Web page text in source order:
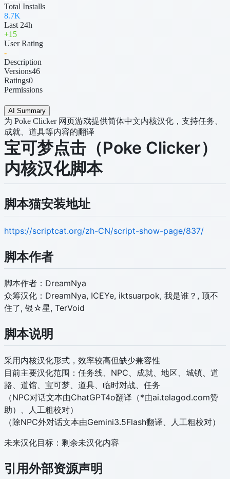
Total Installs
8.7K
Last 24h
+15
User Rating
-
Description
Versions46
Ratings0
Permissions
AI Summary
为 Poke Clicker 网页游戏提供简体中文内核汉化，支持任务、
成就、道具等内容的翻译
宝可梦点击（Poke Clicker）
内核汉化脚本
脚本猫安装地址
https://scriptcat.org/zh-CN/script-show-page/837/
脚本作者
脚本作者：DreamNya
众筹汉化：DreamNya, ICEYe, iktsuarpok, 我是谁？, 顶不
住了, 银☆星, TerVoid
脚本说明
采用内核汉化形式，效率较高但缺少兼容性
目前主要汉化范围：任务线、NPC、成就、地区、城镇、道
路、道馆、宝可梦、道具、临时对战、任务
（NPC对话文本由ChatGPT4o翻译（*由ai.telagod.com赞
助）、人工粗校对）
（除NPC外对话文本由Gemini3.5Flash翻译、人工粗校对）
未来汉化目标：剩余未汉化内容
引用外部资源声明